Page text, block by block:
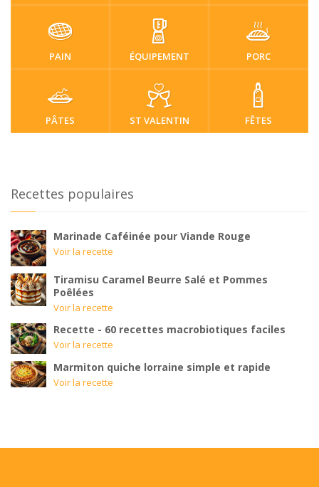
PAIN ÉQUIPEMENT PORC
PÂTES ST VALENTIN FÊTES
Recettes populaires
Marinade Caféinée pour Viande Rouge
Voir la recette
Tiramisu Caramel Beurre Salé et Pommes
Poêlées
Voir la recette
Recette - 60 recettes macrobiotiques faciles
Voir la recette
Marmiton quiche lorraine simple et rapide
Voir la recette